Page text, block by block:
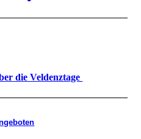
die Veldenztage